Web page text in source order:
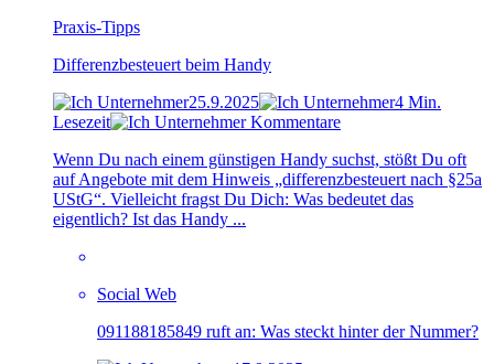
Praxis-Tipps
Differenzbesteuert beim Handy
25.9.2025
4 Min.
Lesezeit
Kommentare
Wenn Du nach einem günstigen Handy suchst, stößt Du oft
auf Angebote mit dem Hinweis „differenzbesteuert nach §25a
UStG“. Vielleicht fragst Du Dich: Was bedeutet das
eigentlich? Ist das Handy ...
Social Web
091188185849 ruft an: Was steckt hinter der Nummer?